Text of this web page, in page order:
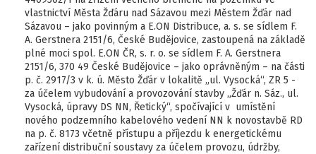
vlastnictví Města Žďáru nad Sázavou mezi Městem Žďár nad
Sázavou – jako povinným a E.ON Distribuce, a. s. se sídlem F.
A. Gerstnera 2151/6, České Budějovice, zastoupená na základě
plné moci spol. E.ON ČR, s. r. o. se sídlem F. A. Gerstnera
2151/6, 370 49 České Budějovice – jako oprávněným – na části
p. č. 2917/3 v k. ú. Město Žďár v lokalitě „ul. Vysocká“, ZR 5 -
za účelem vybudování a provozování stavby „Žďár n. Sáz., ul.
Vysocká, úpravy DS NN, Řetický“, spočívající v umístění
nového podzemního kabelového vedení NN k novostavbě RD
na p. č. 8173 včetně přístupu a příjezdu k energetickému
zařízení distribuční soustavy za účelem provozu, údržby,